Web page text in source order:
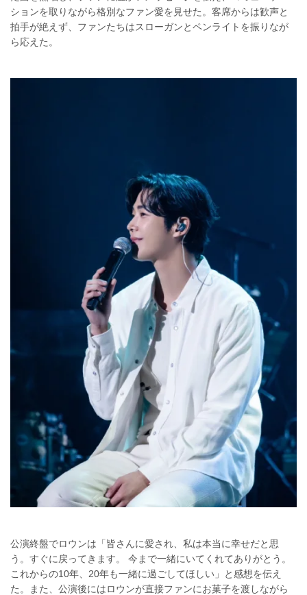
ションを取りながら格別なファン愛を見せた。客席からは歓声と
拍手が絶えず、ファンたちはスローガンとペンライトを振りなが
ら応えた。
公演終盤でロウンは「皆さんに愛され、私は本当に幸せだと思
う。すぐに戻ってきます。 今まで一緒にいてくれてありがとう。
これからの10年、20年も一緒に過ごしてほしい」と感想を伝え
た。また、公演後にはロウンが直接ファンにお菓子を渡しながら